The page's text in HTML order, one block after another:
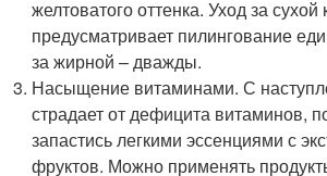
желтоватого оттенка. Уход за
предусматривает пилингование
за жирной – дважды.
Насыщение витаминами. С
страдает от дефицита витаминов,
запастись легкими эссенциями с
фруктов. Можно применять